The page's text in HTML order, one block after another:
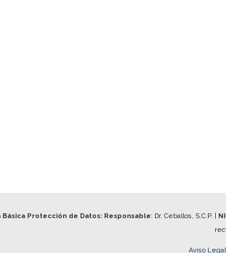
Básica Protección de Datos: Responsable: Dr. Ceballos, S.C.P. |
Aviso